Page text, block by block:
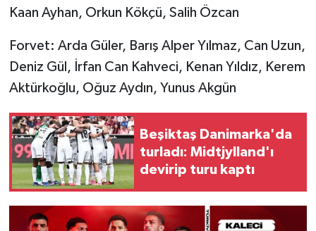
Kaan Ayhan, Orkun Kökçü, Salih Özcan
Forvet: Arda Güler, Barış Alper Yılmaz, Can Uzun,
Deniz Gül, İrfan Can Kahveci, Kenan Yıldız, Kerem
Aktürkoğlu, Oğuz Aydın, Yunus Akgün
Beşiktaş Danimarka'da
turladı: Midtjylland'ı
devirip turu kaptı